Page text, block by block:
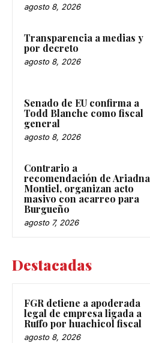
agosto 8, 2026
Transparencia a medias y
por decreto
agosto 8, 2026
Senado de EU confirma a
Todd Blanche como fiscal
general
agosto 8, 2026
Contrario a
recomendación de Ariadna
Montiel, organizan acto
masivo con acarreo para
Burgueño
agosto 7, 2026
Destacadas
FGR detiene a apoderada
legal de empresa ligada a
Ruffo por huachicol fiscal
agosto 8, 2026